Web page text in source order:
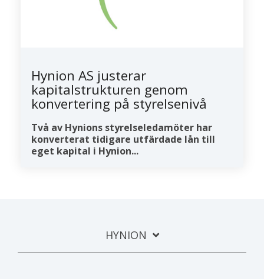
Hynion AS justerar
kapitalstrukturen genom
konvertering på styrelsenivå
Två av Hynions styrelseledamöter har
konverterat tidigare utfärdade lån till
eget kapital i Hynion...
HYNION